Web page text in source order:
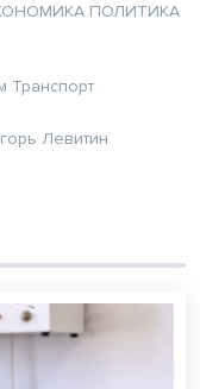
ПОЛИТИКА
Транспорт
Левитин